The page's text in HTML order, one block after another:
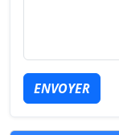
ENVOYER